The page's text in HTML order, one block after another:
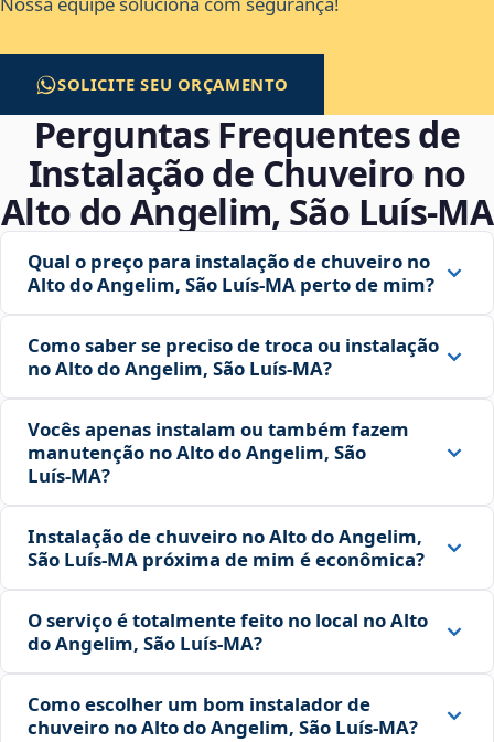
SOLICITE SEU ORÇAMENTO
Perguntas Frequentes de
Instalação de Chuveiro no
Alto do Angelim, São Luís‑MA
Qual o preço para instalação de chuveiro no
Alto do Angelim, São Luís‑MA perto de mim?
Como saber se preciso de troca ou instalação
no Alto do Angelim, São Luís‑MA?
Vocês apenas instalam ou também fazem
manutenção no Alto do Angelim, São
Luís‑MA?
Instalação de chuveiro no Alto do Angelim,
São Luís‑MA próxima de mim é econômica?
O serviço é totalmente feito no local no Alto
do Angelim, São Luís‑MA?
Como escolher um bom instalador de
chuveiro no Alto do Angelim, São Luís‑MA?